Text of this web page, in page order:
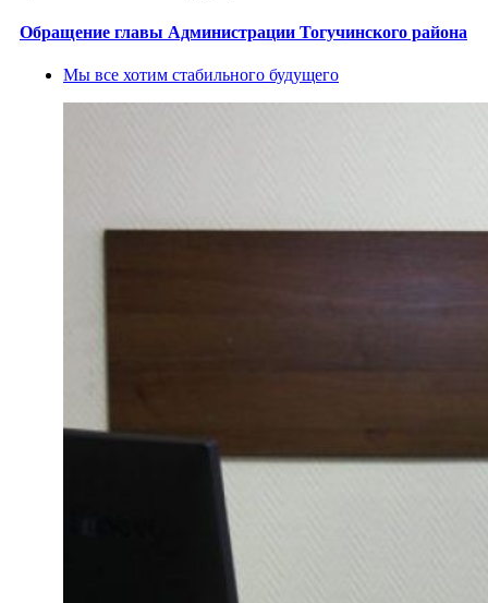
Обращение главы Администрации Тогучинского района
Мы все хотим стабильного будущего